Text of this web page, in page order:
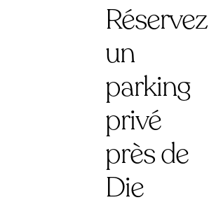
Réservez
un
parking
privé
près de
Die